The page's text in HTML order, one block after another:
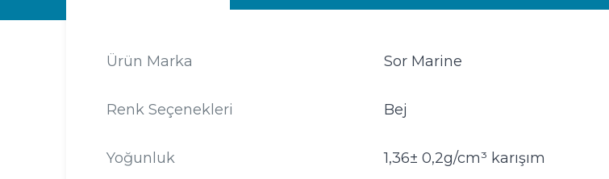
Ürün Marka Sor Marine
Renk Seçenekleri Bej
Yoğunluk 1,36± 0,2g/cm³ karışım